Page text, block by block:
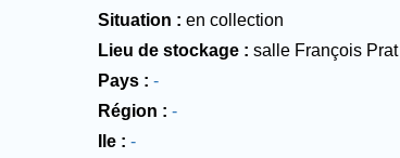
Situation
en collection
Lieu de stockage
salle François Prat
Pays
-
Région
-
Ile
-